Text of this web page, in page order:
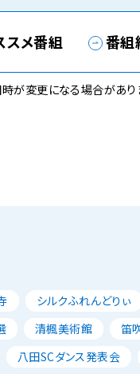
スメ番組 番組
が変更になる場合があり
シルクふれんどりぃ
清楓美術館
笛
八田SCダンス発表会